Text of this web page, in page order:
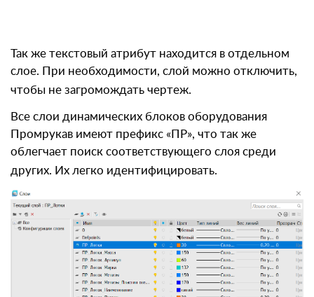
Так же текстовый атрибут находится в отдельном
слое. При необходимости, слой можно отключить,
чтобы не загромождать чертеж.
Все слои динамических блоков оборудования
Промрукав имеют префикс «ПР», что так же
облегчает поиск соответствующего слоя среди
других. Их легко идентифицировать.